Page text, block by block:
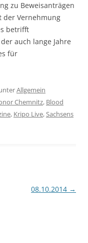
zu Beweisanträgen
der Vernehmung
betrifft
auch lange Jahre
für
Allgemein
Chemnitz, Blood
, Kripo Live,Sachsens
08.10.2014 →